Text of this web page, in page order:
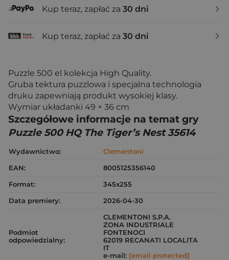
Kup teraz, zapłać za 30 dni
Kup teraz, zapłać za 30 dni
Puzzle 500 el kolekcja High Quality.
Gruba tektura puzzlowa i specjalna technologia
druku zapewniają produkt wysokiej klasy.
Wymiar układanki 49 × 36 cm
Szczegółowe informacje na temat gry
Puzzle 500 HQ The Tiger’s Nest 35614
Wydawnictwo:
Clementoni
EAN:
8005125356140
Format:
345x255
Data premiery:
2026-04-30
Podmiot
odpowiedzialny:
CLEMENTONI S.P.A.
ZONA INDUSTRIALE
FONTENOCI
62019 RECANATI LOCALITA
IT
e-mail: [email protected]